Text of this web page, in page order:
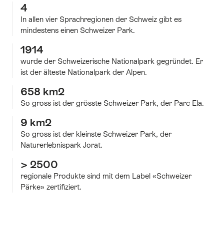
4
In allen vier Sprachregionen der Schweiz gibt es
mindestens einen Schweizer Park.
1914
wurde der Schweizerische Nationalpark gegründet. Er
ist der älteste Nationalpark der Alpen.
658 km2
So gross ist der grösste Schweizer Park, der Parc Ela.
9 km2
So gross ist der kleinste Schweizer Park, der
Naturerlebnispark Jorat.
> 2500
regionale Produkte sind mit dem Label «Schweizer
Pärke» zertifiziert.